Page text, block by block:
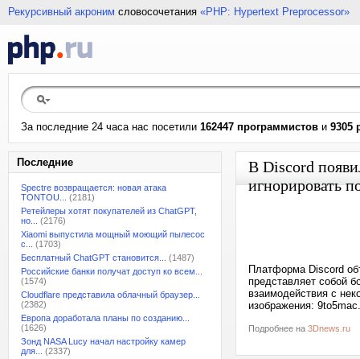
Рекурсивный акроним словосочетания «PHP: Hypertext Preprocessor»
За последние 24 часа нас посетили 162447 программистов и 9305
Последние
Spectre возвращается: новая атака
TONTOU...
(2181)
Ретейлеры хотят покупателей из ChatGPT,
но...
(2176)
Xiaomi выпустила мощный моющий пылесос
с...
(1703)
Бесплатный ChatGPT становится...
(1487)
Российские банки получат доступ ко всем...
(1574)
Cloudflare представила облачный браузер...
(2382)
Европа доработала планы по созданию...
(1626)
Зонд NASA Lucy начал настройку камер
для...
(2337)
В Discord
игнорировать
Платформа Discord
представляет собой
взаимодействия с
изображения:
Подробнее на 3Dnews.ru